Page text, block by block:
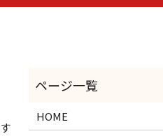
HOME